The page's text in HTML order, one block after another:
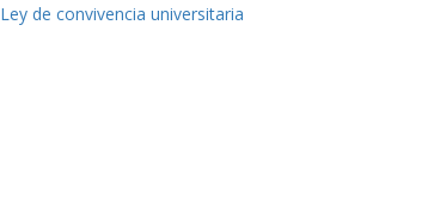
Ley de convivencia universitaria